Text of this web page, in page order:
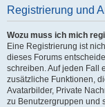
Registrierung und
Wozu muss ich mich
Eine Registrierung ist
dieses Forums
schreiben. Auf jeden Fall
zusätzliche Funktionen,
Avatarbilder, Private
zu Benutzergruppen und